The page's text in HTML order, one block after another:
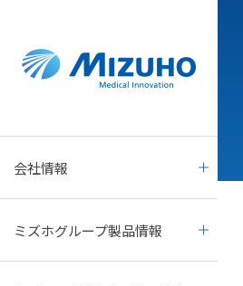
会社情報
ミズホグループ製品情報